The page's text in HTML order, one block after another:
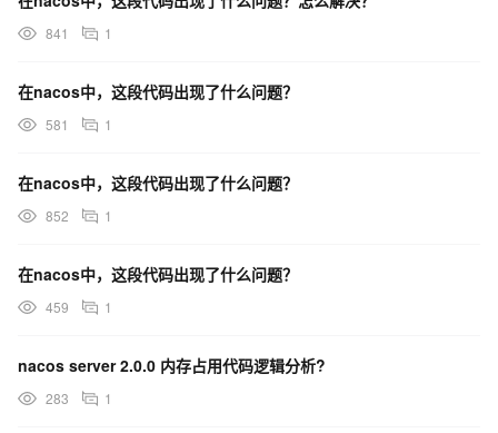
841 1
在nacos中，这段代码出现了什么问题？
581 1
在nacos中，这段代码出现了什么问题？
852 1
在nacos中，这段代码出现了什么问题？
459 1
nacos server 2.0.0 内存占用代码逻辑分析?
283 1